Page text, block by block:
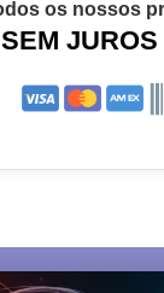
os nossos
JUROS